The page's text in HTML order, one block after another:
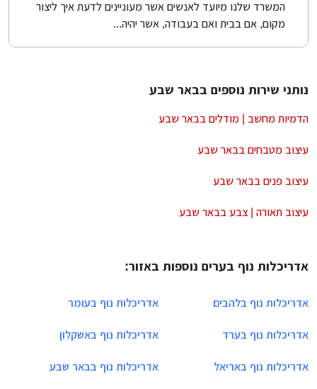
המשרד שלנו מיועד לאנשים אשר מעוניינים לדעת איך ליצור
מקום, אם בבית ואם בעבודה, אשר יהיה...
נותני שירות נוספים בבאר שבע
הדמיות מחשב | מודלים בבאר שבע
עיצוב מטבחים בבאר שבע
עיצוב פנים בבאר שבע
עיצוב תאורה | צבע בבאר שבע
אדריכלות נוף בערים נוספות באזור:
אדריכלות נוף בלהבים אדריכלות נוף בעומר
אדריכלות נוף בערד אדריכלות נוף באשקלון
אדריכלות נוף באריאל אדריכלות נוף בבאר שבע